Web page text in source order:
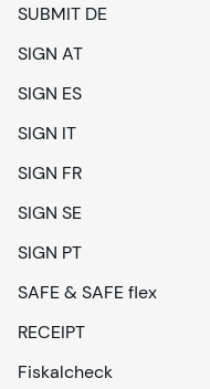
SUBMIT DE
SIGN AT
SIGN ES
SIGN IT
SIGN FR
SIGN SE
SIGN PT
SAFE & SAFE flex
RECEIPT
Fiskalcheck